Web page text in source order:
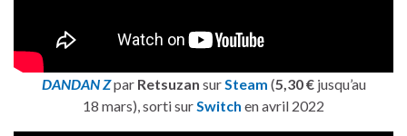
DANDAN Zpar Retsuzan sur Steam (5,30 €jusqu’au
18 mars), sorti sur Switch en avril 2022